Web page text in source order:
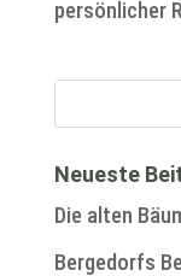
persönlicher
Neueste
Die alten
Bergedorfs